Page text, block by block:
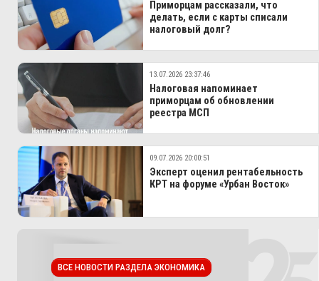
Приморцам рассказали, что
делать, если с карты списали
налоговый долг?
13.07.2026 23:37:46
Налоговая напоминает
приморцам об обновлении
реестра МСП
09.07.2026 20:00:51
Эксперт оценил рентабельность
КРТ на форуме «Урбан Восток»
ВСЕ НОВОСТИ РАЗДЕЛА ЭКОНОМИКА